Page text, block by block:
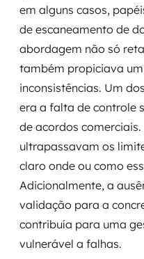
SRE / DevOps
Monitoramento 24x7
Suporte a banco de dados
FinOps
Billing Cloud
Gestão de infraestrutura
Escalar com segurança
Pentest
em alguns casos,
de escaneamento de
abordagem não só
também propiciava
inconsistências. Um
era a falta de controle
de acordos
ultrapassavam os
claro onde ou como
Adicionalmente, a
validação para a
contribuía para uma
vulnerável a falhas.